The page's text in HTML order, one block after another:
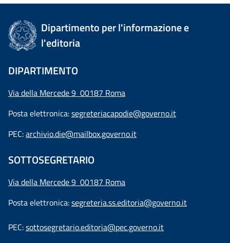
Dipartimento per l'informazione e
l'editoria
DIPARTIMENTO
Via della Mercede 9 00187 Roma
Posta elettronica:segreteriacapodie@governo.it
PEC:archivio.die@mailbox.governo.it
SOTTOSEGRETARIO
Via della Mercede 9 00187 Roma
Posta elettronica:segreteria.ss.editoria@governo.it
PEC:sottosegretario.editoria@pec.governo.it